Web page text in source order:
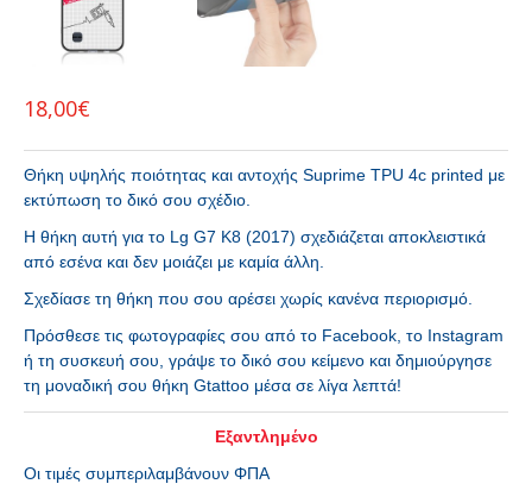
18,00€
Θήκη υψηλής ποιότητας και αντοχής Suprime TPU 4c printed με
εκτύπωση το δικό σου σχέδιο.
H θήκη αυτή για το Lg G7 K8 (2017) σχεδιάζεται αποκλειστικά
από εσένα και δεν μοιάζει με καμία άλλη.
Σχεδίασε τη θήκη που σου αρέσει χωρίς κανένα περιορισμό.
Πρόσθεσε τις φωτογραφίες σου από το Facebook, το Instagram
ή τη συσκευή σου, γράψε το δικό σου κείμενο και δημιούργησε
τη μοναδική σου θήκη Gtattoo μέσα σε λίγα λεπτά!
Εξαντλημένο
Οι τιμές συμπεριλαμβάνουν ΦΠΑ